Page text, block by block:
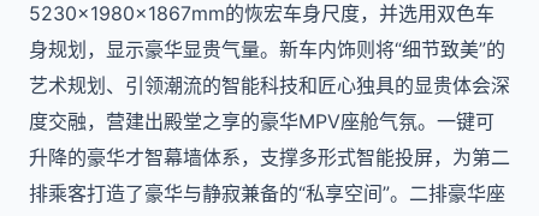
5230×1980×1867mm的恢宏车身尺度，并选用双色车
身规划，显示豪华显贵气量。新车内饰则将“细节致美”的
艺术规划、引领潮流的智能科技和匠心独具的显贵体会深
度交融，营建出殿堂之享的豪华MPV座舱气氛。一键可
升降的豪华才智幕墙体系，支撑多形式智能投屏，为第二
排乘客打造了豪华与静寂兼备的“私享空间”。二排豪华座